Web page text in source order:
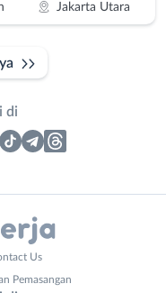
Jakarta Utara
di
Us
Pemasangan